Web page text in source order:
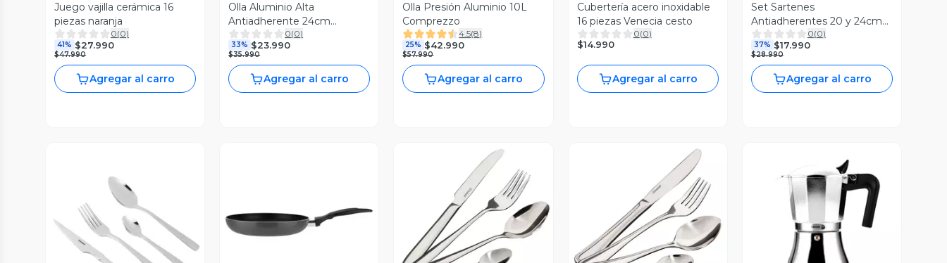
Juego vajilla cerámica 16
piezas naranja
0(0)
41% $27.990
$47.990
Agregar al carro
Olla Aluminio Alta
Antiadherente 24cm
Gourmet
0(0)
33% $23.990
$35.990
Agregar al carro
Olla Presión Aluminio 10L
Comprezzo
4.5(8)
25% $42.990
$57.990
Agregar al carro
Cubertería acero inoxidable
16 piezas Venecia cesto
0(0)
$14.990
Agregar al carro
Set Sartenes
Antiadherentes 20 y 24cm
Gourmet
0(0)
37% $17.990
$28.990
Agregar al carro
Vista Previa Vista Previa Vista Previa Vista Previa